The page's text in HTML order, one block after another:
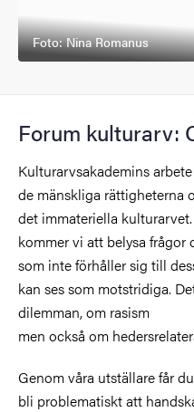
Foto: Nina Romanus
Forum kulturarv:
Kulturarvsakademins
de mänskliga rättigheterna
det immateriella
kommer vi att belysa
som inte förhåller sig till
kan ses som motstridiga.
dilemman, om rasism
men också om
Genom våra utställare får
bli problematiskt att